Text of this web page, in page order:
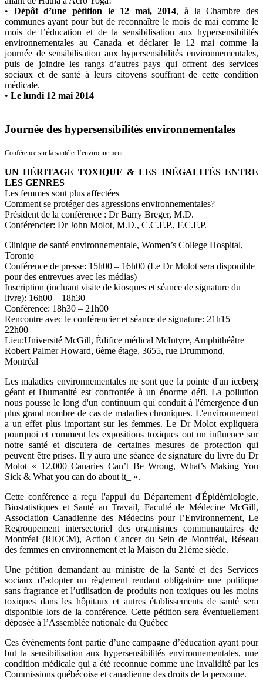
• Dépôt d’une pétition le 12 mai, 2014, à la Chambre des
communes ayant pour but de reconnaître le mois de mai comme le
mois de l’éducation et de la sensibilisation aux hypersensibilités
environnementales au Canada et déclarer le 12 mai comme la
journée de sensibilisation aux hypersensibilités environnementales,
puis de joindre les rangs d’autres pays qui offrent des services
sociaux et de santé à leurs citoyens souffrant de cette condition
médicale.
• Le lundi 12 mai 2014
Journée des hypersensibilités environnementales
Conférence sur la santé et l’environnement:
UN HÉRITAGE TOXIQUE & LES INÉGALITÉS ENTRE
LES GENRES
Les femmes sont plus affectées
Comment se protéger des agressions environnementales?
Président de la conférence : Dr Barry Breger, M.D.
Conférencier: Dr John Molot, M.D., C.C.F.P., F.C.F.P.
Clinique de santé environnementale, Women’s College Hospital,
Toronto
Conférence de presse: 15h00 – 16h00 (Le Dr Molot sera disponible
pour des entrevues avec les médias)
Inscription (incluant visite de kiosques et séance de signature du
livre): 16h00 – 18h30
Conférence: 18h30 – 21h00
Rencontre avec le conférencier et séance de signature: 21h15 –
22h00
Lieu:Université McGill, Édifice médical McIntyre, Amphithéâtre
Robert Palmer Howard, 6ème étage, 3655, rue Drummond,
Montréal
Les maladies environnementales ne sont que la pointe d'un iceberg
géant et l'humanité est confrontée à un énorme défi. La pollution
nous pousse le long d'un continuum qui conduit à l'émergence d'un
plus grand nombre de cas de maladies chroniques. L'environnement
a un effet plus important sur les femmes. Le Dr Molot expliquera
pourquoi et comment les expositions toxiques ont un influence sur
notre santé et discutera de certaines mesures de protection qui
peuvent être prises. Il y aura une séance de signature du livre du Dr
Molot «_12,000 Canaries Can’t Be Wrong, What’s Making You
Sick & What you can do about it_ ».
Cette conférence a reçu l'appui du Département d'Épidémiologie,
Biostatistiques et Santé au Travail, Faculté de Médecine McGill,
Association Canadienne des Médecins pour l’Environnement, Le
Regroupement intersectoriel des organismes communautaires de
Montréal (RIOCM), Action Cancer du Sein de Montréal, Réseau
des femmes en environnement et la Maison du 21ème siècle.
Une pétition demandant au ministre de la Santé et des Services
sociaux d’adopter un règlement rendant obligatoire une politique
sans fragrance et l’utilisation de produits non toxiques ou les moins
toxiques dans les hôpitaux et autres établissements de santé sera
disponible lors de la conférence. Cette pétition sera éventuellement
déposée à l’Assemblée nationale du Québec
Ces événements font partie d’une campagne d’éducation ayant pour
but la sensibilisation aux hypersensibilités environnementales, une
condition médicale qui a été reconnue comme une invalidité par les
Commissions québécoise et canadienne des droits de la personne.